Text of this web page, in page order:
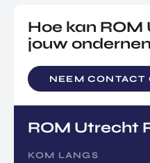
Hoe kan
jouw
NEEM CONTACT
ROM Utrecht
KOM LANGS